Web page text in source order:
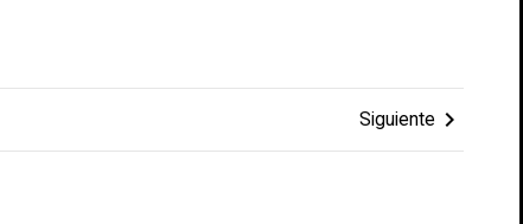
Siguiente chevron_right